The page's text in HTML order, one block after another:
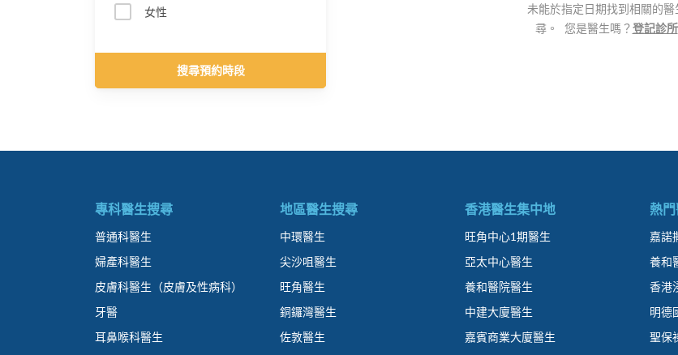
女性
搜尋預約時段
未能於指定日期找到相關的
尋。 您是醫生嗎？登記診所
專科醫生搜尋
普通科醫生
婦產科醫生
皮膚科醫生（皮膚及性病科）
牙醫
耳鼻喉科醫生
地區醫生搜尋
中環醫生
尖沙咀醫生
旺角醫生
銅鑼灣醫生
佐敦醫生
香港醫生集中地
旺角中心1期醫生
亞太中心醫生
養和醫院醫生
中建大廈醫生
嘉賓商業大廈醫生
熱
嘉諾
養和
香港
明德
聖保